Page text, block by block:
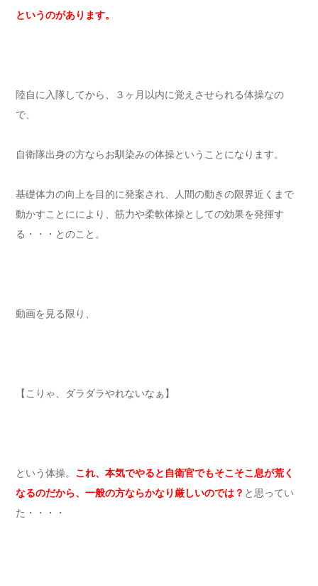
というのがあります。
陸自に入隊してから、３ヶ月以内に覚えさせられる体操なの
で、
自衛隊出身の方ならお馴染みの体操ということになります。
基礎体力の向上を目的に発案され、人間の動きの限界近くまで
動かすことににより、筋力や柔軟体操としての効果を発揮す
る・・・とのこと。
動画を見る限り、
【こりゃ、ダラダラやれないなぁ】
という体操。 これ、本気でやると自衛官でもそこそこ息が荒く
なるのだから、一般の方ならかなり厳しいのでは？ と思ってい
た・・・・